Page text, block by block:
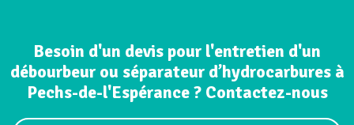
Besoin d'un devis pour l'entretien d'un
débourbeur ou séparateur d’hydrocarbures à
Pechs-de-l'Espérance ? Contactez-nous